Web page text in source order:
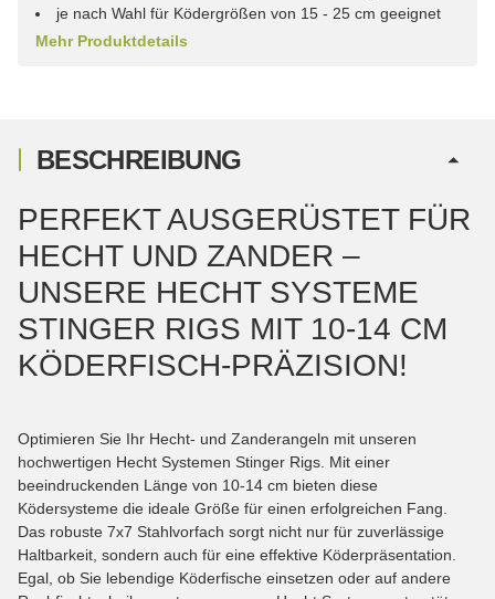
je nach Wahl für Ködergrößen von 15 - 25 cm geeignet
Mehr Produktdetails
BESCHREIBUNG
PERFEKT AUSGERÜSTET FÜR
HECHT UND ZANDER –
UNSERE HECHT SYSTEME
STINGER RIGS MIT 10-14 CM
KÖDERFISCH-PRÄZISION!
Optimieren Sie Ihr Hecht- und Zanderangeln mit unseren
hochwertigen Hecht Systemen Stinger Rigs. Mit einer
beeindruckenden Länge von 10-14 cm bieten diese
Ködersysteme die ideale Größe für einen erfolgreichen Fang.
Das robuste 7x7 Stahlvorfach sorgt nicht nur für zuverlässige
Haltbarkeit, sondern auch für eine effektive Köderpräsentation.
Egal, ob Sie lebendige Köderfische einsetzen oder auf andere